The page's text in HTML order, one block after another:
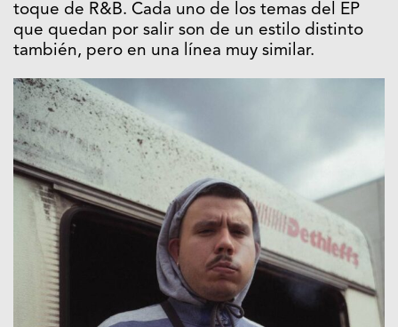
toque de R&B. Cada uno de los temas del EP
que quedan por salir son de un estilo distinto
también, pero en una línea muy similar.